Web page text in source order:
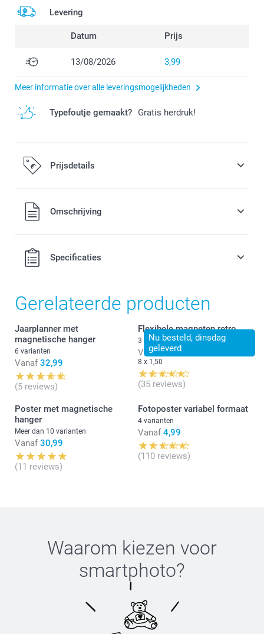
Levering
Datum Prijs
13/08/2026 3,99
Meer informatie over alle leveringsmogelijkheden
Typefoutje gemaakt? Gratis herdruk!
Prijsdetails
Alle prijzen zijn in EURO (€) inclusief BTW en exclusief
verzendkosten.Omschrijving
Specificaties
Gerelateerde producten
Jaarplanner met
magnetische hanger
6 varianten
Vanaf 32,99
(5 reviews)
Nu besteld, dinsdag
geleverd
Flexibele magneten retro
3 varianten
Vanaf 16,80
8 x 1,50
(35 reviews)
Poster met magnetische
hanger
Meer dan 10 varianten
Vanaf 30,99
(11 reviews)
Fotoposter variabel formaat
4 varianten
Vanaf 4,99
(110 reviews)
Waarom kiezen voor
smartphoto?